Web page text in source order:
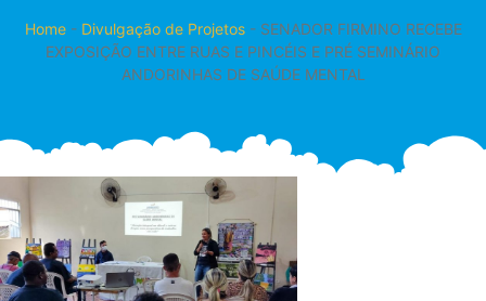
Home- Divulgação de Projetos- SENADOR FIRMINO RECEBE
EXPOSIÇÃO ENTRE RUAS E PINCÉIS E PRÉ SEMINÁRIO
ANDORINHAS DE SAÚDE MENTAL